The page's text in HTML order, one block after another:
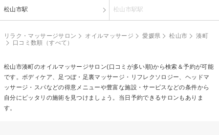
松山市駅 松山市駅駅
リラク・マッサージサロン オイルマッサージ 愛媛県 松山市
湊町
口コミ数順（すべて）
松山市湊町のオイルマッサージサロン(口コミが多い順)から検索＆予約が可能
です。ボディケア、足つぼ・足裏マッサージ・リフレクソロジー、ヘッドマ
ッサージ・スパなどの得意メニューや豊富な施設・サービスなどの条件から
自分にピッタリの施術を見つけましょう。当日予約できるサロンもありま
す。